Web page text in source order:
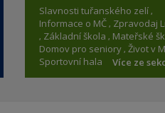
Slavnosti tuřanského zelí
Informace o MČ Zpravodaj
Základní škola
Mateřské
Domov pro seniory Život v
Sportovní hala
Více ze